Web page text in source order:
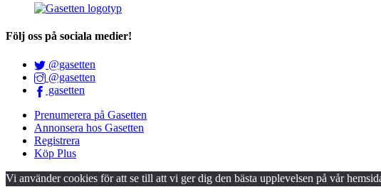
Följ oss på sociala medier!
@gasetten
@gasetten
gasetten
Prenumerera på Gasetten
Annonsera hos Gasetten
Registrera
Köp Plus
Vi använder cookies för att se till att vi ger dig den bästa upplevelsen på vår